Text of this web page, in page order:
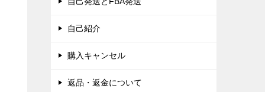
自己紹介
購入キャンセル
返品・返金について